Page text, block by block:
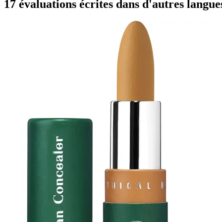
17 évaluations écrites dans d'autres